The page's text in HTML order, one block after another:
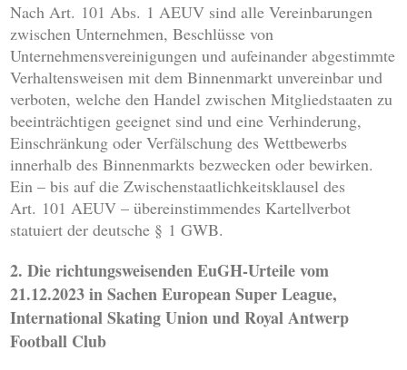
Nach Art. 101 Abs. 1 AEUV sind alle Vereinbarungen
zwischen Unternehmen, Beschlüsse von
Unternehmensvereinigungen und aufeinander abgestimmte
Verhaltensweisen mit dem Binnenmarkt unvereinbar und
verboten, welche den Handel zwischen Mitgliedstaaten zu
beeinträchtigen geeignet sind und eine Verhinderung,
Einschränkung oder Verfälschung des Wettbewerbs
innerhalb des Binnenmarkts bezwecken oder bewirken.
Ein – bis auf die Zwischenstaatlichkeitsklausel des
Art. 101 AEUV – übereinstimmendes Kartellverbot
statuiert der deutsche § 1 GWB.
2. Die richtungsweisenden EuGH-Urteile vom
21.12.2023 in Sachen European Super League,
International Skating Union und Royal Antwerp
Football Club